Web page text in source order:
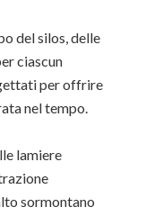
del silos, delle
ciascun
per offrire
nel tempo.
lamiere
sormontano